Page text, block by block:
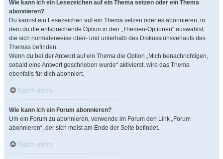
Wie kann ich ein Lesezeichen auf ein Thema setzen oder ein Thema
abonnieren?
Du kannst ein Lesezeichen auf ein Thema setzen oder es abonnieren, in
dem du die entsprechende Option in den „Themen-Optionen“ auswählst,
die sich normalerweise ober- und unterhalb des Diskussionsverlaufs des
Themas befinden.
Wenn du bei der Antwort auf ein Thema die Option „Mich benachrichtigen,
sobald eine Antwort geschrieben wurde“ aktivierst, wird das Thema
ebenfalls für dich abonniert.
Nach oben
Wie kann ich ein Forum abonnieren?
Um ein Forum zu abonnieren, verwende im Forum den Link „Forum
abonnieren“, der sich meist am Ende der Seite befindet.
Nach oben